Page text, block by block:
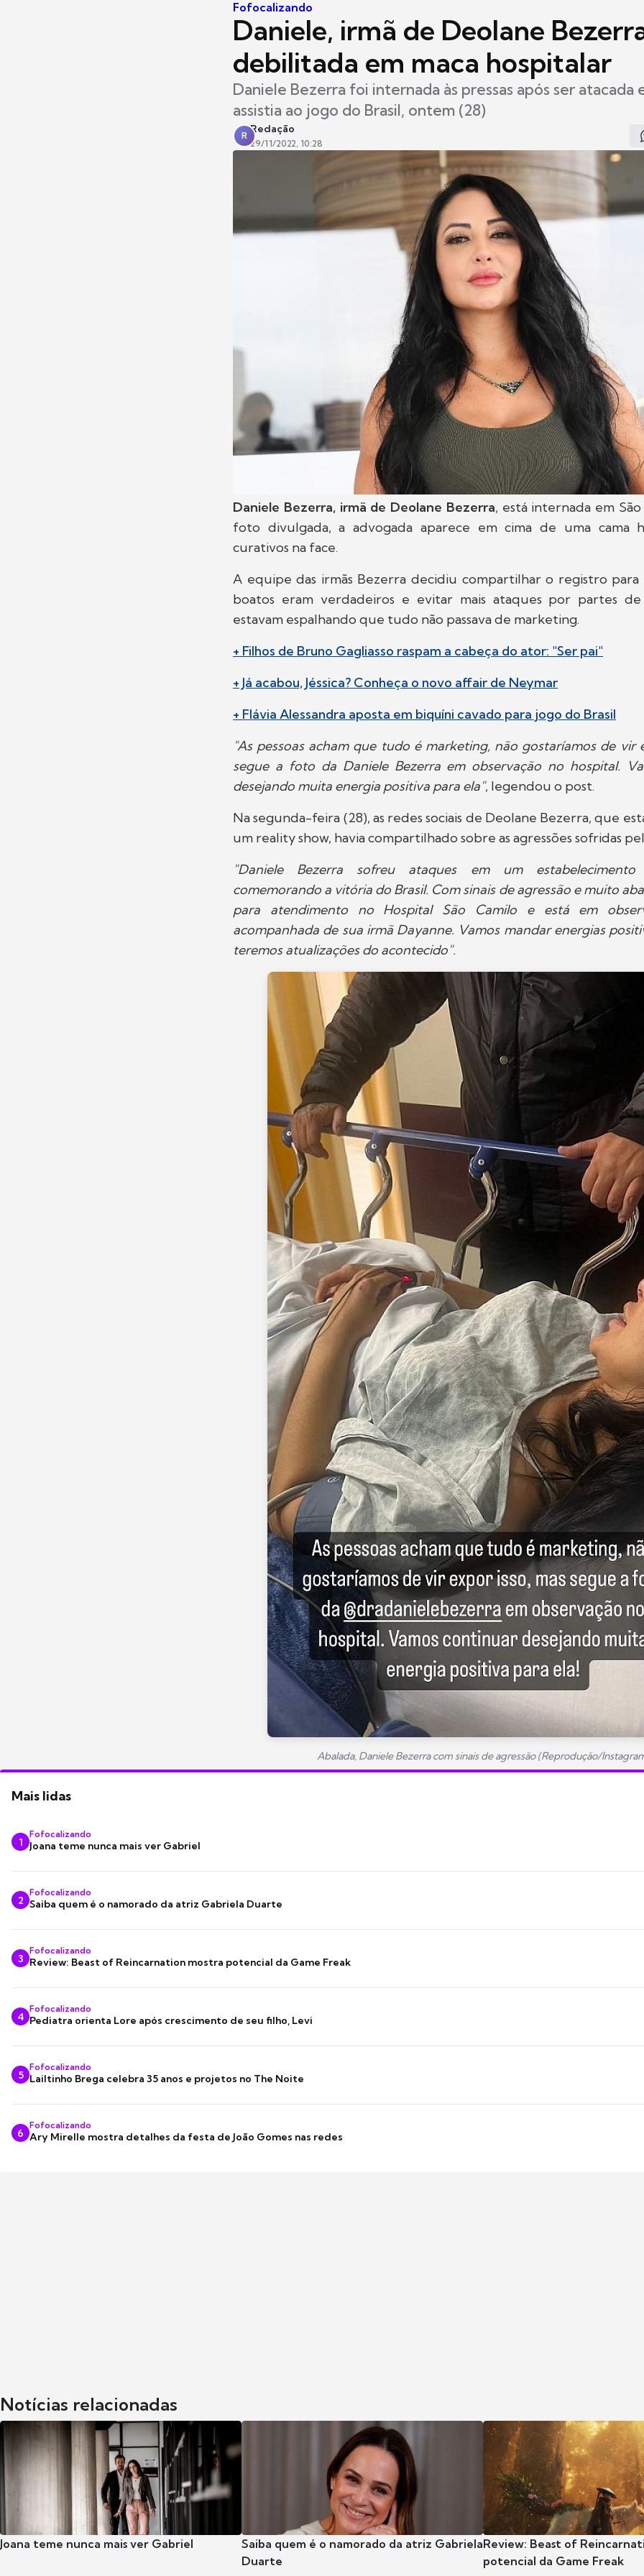
Fofocalizando
Daniele, irmã de Deolane
debilitada em maca hospitalar
Daniele Bezerra foi internada às pressas após ser atacada
assistia ao jogo do Brasil, ontem (28)
R
Redação
29/11/2022, 10:28
Daniele Bezerra, irmã de Deolane Bezerra, está internada em
foto divulgada, a advogada aparece em cima de uma cama
curativos na face.
A equipe das irmãs Bezerra decidiu compartilhar o registro
boatos eram verdadeiros e evitar mais ataques por partes
estavam espalhando que tudo não passava de marketing.
+ Filhos de Bruno Gagliasso raspam a cabeça do ator: "Ser pai"
+ Já acabou, Jéssica? Conheça o novo affair de Neymar
+ Flávia Alessandra aposta em biquíni cavado para jogo do Brasil
"As pessoas acham que tudo é marketing, não gostaríamos de vir
segue a foto da Daniele Bezerra em observação no hospital.
desejando muita energia positiva para ela", legendou o post.
Na segunda-feira (28), as redes sociais de Deolane Bezerra, que
um reality show, havia compartilhado sobre as agressões sofridas
"Daniele Bezerra sofreu ataques em um
comemorando a vitória do Brasil. Com sinais de agressão e muito
para atendimento no Hospital São Camilo e está em
acompanhada de sua irmã Dayanne. Vamos mandar energias
teremos atualizações do acontecido".
Abalada, Daniele Bezerra com sinais de agressão (Reprodução/
Mais lidas
1
Fofocalizando
Joana teme nunca mais ver Gabriel
2
Fofocalizando
Saiba quem é o namorado da atriz Gabriela Duarte
3
Fofocalizando
Review: Beast of Reincarnation mostra potencial da Game Freak
4
Fofocalizando
Pediatra orienta Lore após crescimento de seu filho, Levi
5
Fofocalizando
Lailtinho Brega celebra 35 anos e projetos no The Noite
6
Fofocalizando
Ary Mirelle mostra detalhes da festa de João Gomes nas redes
Notícias relacionadas
Joana teme nunca mais ver Gabriel
Saiba quem é o namorado da atriz Gabriela
Duarte
Review: Beast of
potencial da Game Freak